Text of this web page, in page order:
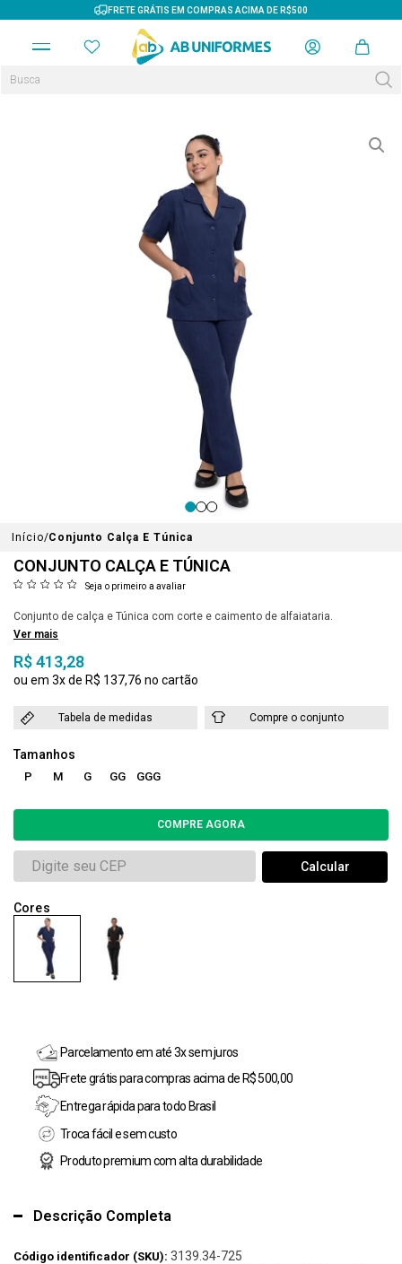
FRETE GRÁTIS EM COMPRAS ACIMA DE R$500
Início Conjunto Calça E Túnica
CONJUNTO CALÇA E TÚNICA
Seja o primeiro a avaliar
Conjunto de calça e Túnica com corte e caimento de alfaiataria.
Ver mais
R$ 413,28
3x R$ 137,76
Tabela de medidas Compre o conjunto
P M G GG GGG
Parcelamento em até 3x sem juros
Frete grátis para compras acima de R$ 500,00
Entrega rápida para todo Brasil
Troca fácil e sem custo
Produto premium com alta durabilidade
Descrição Completa
Código identificador (SKU): 3139.34-725